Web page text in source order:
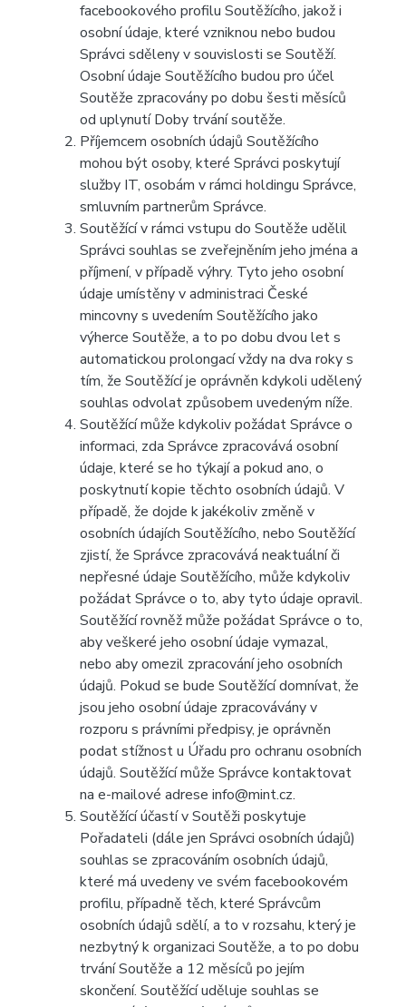
facebookového profilu Soutěžícího, jakož i
osobní údaje, které vzniknou nebo budou
Správci sděleny v souvislosti se Soutěží.
Osobní údaje Soutěžícího budou pro účel
Soutěže zpracovány po dobu šesti měsíců
od uplynutí Doby trvání soutěže.
Příjemcem osobních údajů Soutěžícího
mohou být osoby, které Správci poskytují
služby IT, osobám v rámci holdingu Správce,
smluvním partnerům Správce.
Soutěžící v rámci vstupu do Soutěže udělil
Správci souhlas se zveřejněním jeho jména a
příjmení, v případě výhry. Tyto jeho osobní
údaje umístěny v administraci České
mincovny s uvedením Soutěžícího jako
výherce Soutěže, a to po dobu dvou let s
automatickou prolongací vždy na dva roky s
tím, že Soutěžící je oprávněn kdykoli udělený
souhlas odvolat způsobem uvedeným níže.
Soutěžící může kdykoliv požádat Správce o
informaci, zda Správce zpracovává osobní
údaje, které se ho týkají a pokud ano, o
poskytnutí kopie těchto osobních údajů. V
případě, že dojde k jakékoliv změně v
osobních údajích Soutěžícího, nebo Soutěžící
zjistí, že Správce zpracovává neaktuální či
nepřesné údaje Soutěžícího, může kdykoliv
požádat Správce o to, aby tyto údaje opravil.
Soutěžící rovněž může požádat Správce o to,
aby veškeré jeho osobní údaje vymazal,
nebo aby omezil zpracování jeho osobních
údajů. Pokud se bude Soutěžící domnívat, že
jsou jeho osobní údaje zpracovávány v
rozporu s právními předpisy, je oprávněn
podat stížnost u Úřadu pro ochranu osobních
údajů. Soutěžící může Správce kontaktovat
na e-mailové adrese info@mint.cz.
Soutěžící účastí v Soutěži poskytuje
Pořadateli (dále jen Správci osobních údajů)
souhlas se zpracováním osobních údajů,
které má uvedeny ve svém facebookovém
profilu, případně těch, které Správcům
osobních údajů sdělí, a to v rozsahu, který je
nezbytný k organizaci Soutěže, a to po dobu
trvání Soutěže a 12 měsíců po jejím
skončení. Soutěžící uděluje souhlas se